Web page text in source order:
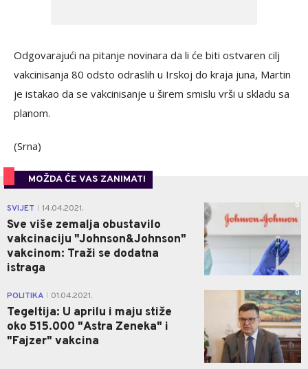
Odgovarajući na pitanje novinara da li će biti ostvaren cilj
vakcinisanja 80 odsto odraslih u Irskoj do kraja juna, Martin
je istakao da se vakcinisanje u širem smislu vrši u skladu sa
planom.
(Srna)
MOŽDA ĆE VAS ZANIMATI
SVIJET 14.04.2021.
Sve više zemalja obustavilo
vakcinaciju "Johnson&Johnson"
vakcinom: Traži se dodatna
istraga
0
POLITIKA 01.04.2021.
Tegeltija: U aprilu i maju stiže
oko 515.000 "Astra Zeneka" i
"Fajzer" vakcina
0